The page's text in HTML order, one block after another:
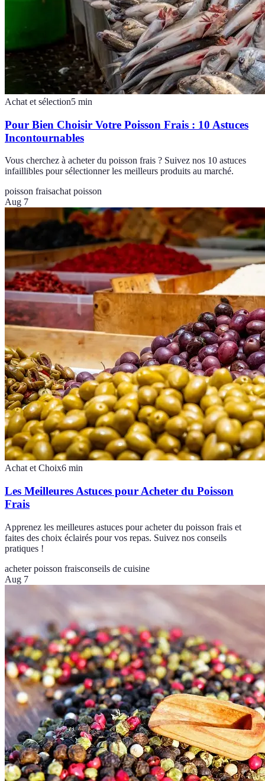
Achat et sélection5 min
Pour Bien Choisir Votre Poisson Frais : 10 Astuces
Incontournables
Vous cherchez à acheter du poisson frais ? Suivez nos 10 astuces
infaillibles pour sélectionner les meilleurs produits au marché.
poisson fraisachat poisson
Aug 7
Achat et Choix6 min
Les Meilleures Astuces pour Acheter du Poisson
Frais
Apprenez les meilleures astuces pour acheter du poisson frais et
faites des choix éclairés pour vos repas. Suivez nos conseils
pratiques !
acheter poisson fraisconseils de cuisine
Aug 7